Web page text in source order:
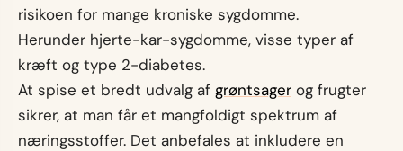
risikoen for mange kroniske sygdomme.
Herunder hjerte-kar-sygdomme, visse typer af
kræft og type 2-diabetes.
At spise et bredt udvalg af grøntsager og frugter
sikrer, at man får et mangfoldigt spektrum af
næringsstoffer. Det anbefales at inkludere en